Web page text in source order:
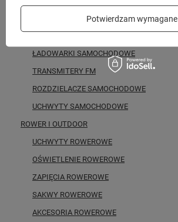
ADAPTERY I PRZEJŚCIÓWKI
ŁADOWARKI SAMOCHODOWE
TRANSMITERY FM
ROZDZIELACZE SAMOCHODOWE
UCHWYTY SAMOCHODOWE
ROWER I OUTDOOR
UCHWYTY ROWEROWE
OŚWIETLENIE ROWEROWE
ZAPIĘCIA ROWEROWE
SAKWY ROWEROWE
AKCESORIA ROWEROWE
Potwierdzam wymagane